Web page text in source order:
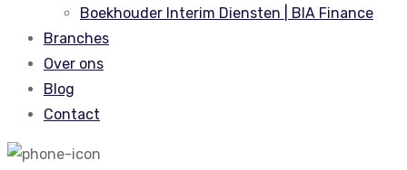
Boekhouder Interim Diensten | BIA Finance
Branches
Over ons
Blog
Contact